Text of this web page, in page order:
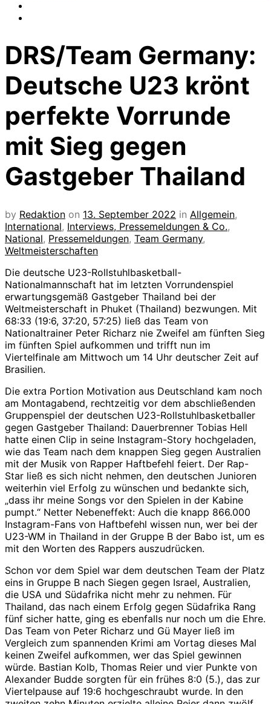
DRS/Team Germany:
Deutsche U23 krönt
perfekte Vorrunde
mit Sieg gegen
Gastgeber Thailand
by Redaktion on 13. September 2022 in Allgemein,
International, Interviews, Pressemeldungen & Co.,
National, Pressemeldungen, Team Germany,
Weltmeisterschaften
Die deutsche U23-Rollstuhlbasketball-
Nationalmannschaft hat im letzten Vorrundenspiel
erwartungsgemäß Gastgeber Thailand bei der
Weltmeisterschaft in Phuket (Thailand) bezwungen. Mit
68:33 (19:6, 37:20, 57:25) ließ das Team von
Nationaltrainer Peter Richarz nie Zweifel am fünften Sieg
im fünften Spiel aufkommen und trifft nun im
Viertelfinale am Mittwoch um 14 Uhr deutscher Zeit auf
Brasilien.
Die extra Portion Motivation aus Deutschland kam noch
am Montagabend, rechtzeitig vor dem abschließenden
Gruppenspiel der deutschen U23-Rollstuhlbasketballer
gegen Gastgeber Thailand: Dauerbrenner Tobias Hell
hatte einen Clip in seine Instagram-Story hochgeladen,
wie das Team nach dem knappen Sieg gegen Australien
mit der Musik von Rapper Haftbefehl feiert. Der Rap-
Star ließ es sich nicht nehmen, den deutschen Junioren
weiterhin viel Erfolg zu wünschen und bedankte sich,
„dass ihr meine Songs vor den Spielen in der Kabine
pumpt.“ Netter Nebeneffekt: Auch die knapp 866.000
Instagram-Fans von Haftbefehl wissen nun, wer bei der
U23-WM in Thailand in der Gruppe B der Babo ist, um es
mit den Worten des Rappers auszudrücken.
Schon vor dem Spiel war dem deutschen Team der Platz
eins in Gruppe B nach Siegen gegen Israel, Australien,
die USA und Südafrika nicht mehr zu nehmen. Für
Thailand, das nach einem Erfolg gegen Südafrika Rang
fünf sicher hatte, ging es ebenfalls nur noch um die Ehre.
Das Team von Peter Richarz und Gü Mayer ließ im
Vergleich zum spannenden Krimi am Vortag dieses Mal
keinen Zweifel aufkommen, wer das Spiel gewinnen
würde. Bastian Kolb, Thomas Reier und vier Punkte von
Alexander Budde sorgten für ein frühes 8:0 (5.), das zur
Viertelpause auf 19:6 hochgeschraubt wurde. In den